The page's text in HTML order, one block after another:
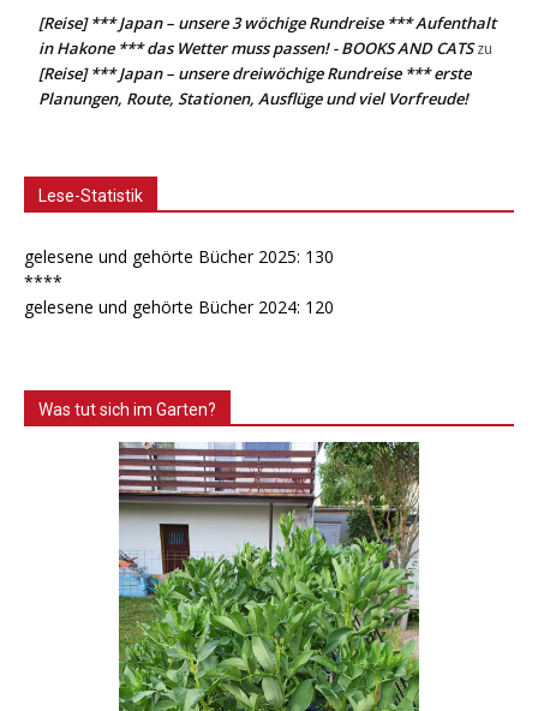
[Reise] *** Japan – unsere 3 wöchige Rundreise *** Aufenthalt
in Hakone *** das Wetter muss passen! - BOOKS AND CATSzu
[Reise] *** Japan – unsere dreiwöchige Rundreise *** erste
Planungen, Route, Stationen, Ausflüge und viel Vorfreude!
Lese-Statistik
gelesene und gehörte Bücher 2025: 130
****
gelesene und gehörte Bücher 2024: 120
Was tut sich im Garten?